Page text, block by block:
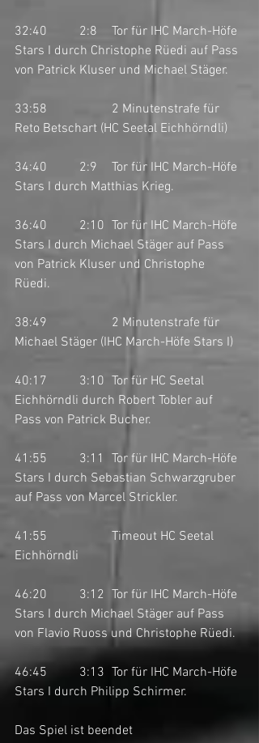
32:40	2:8	Tor für IHC March-Höfe
Stars I durch Christophe Rüedi auf Pass
von Patrick Kluser und Michael Stäger.
33:58		2 Minutenstrafe für
Reto Betschart (HC Seetal Eichhörndli)
34:40	2:9	Tor für IHC March-Höfe
Stars I durch Matthias Krieg.
36:40	2:10	Tor für IHC March-Höfe
Stars I durch Michael Stäger auf Pass
von Patrick Kluser und Christophe
Rüedi.
38:49		2 Minutenstrafe für
Michael Stäger (IHC March-Höfe Stars I)
40:17	3:10	Tor für HC Seetal
Eichhörndli durch Robert Tobler auf
Pass von Patrick Bucher.
41:55	3:11	Tor für IHC March-Höfe
Stars I durch Sebastian Schwarzgruber
auf Pass von Marcel Strickler.
41:55		Timeout HC Seetal
Eichhörndli
46:20	3:12	Tor für IHC March-Höfe
Stars I durch Michael Stäger auf Pass
von Flavio Ruoss und Christophe Rüedi.
46:45	3:13	Tor für IHC March-Höfe
Stars I durch Philipp Schirmer.
Das Spiel ist beendet